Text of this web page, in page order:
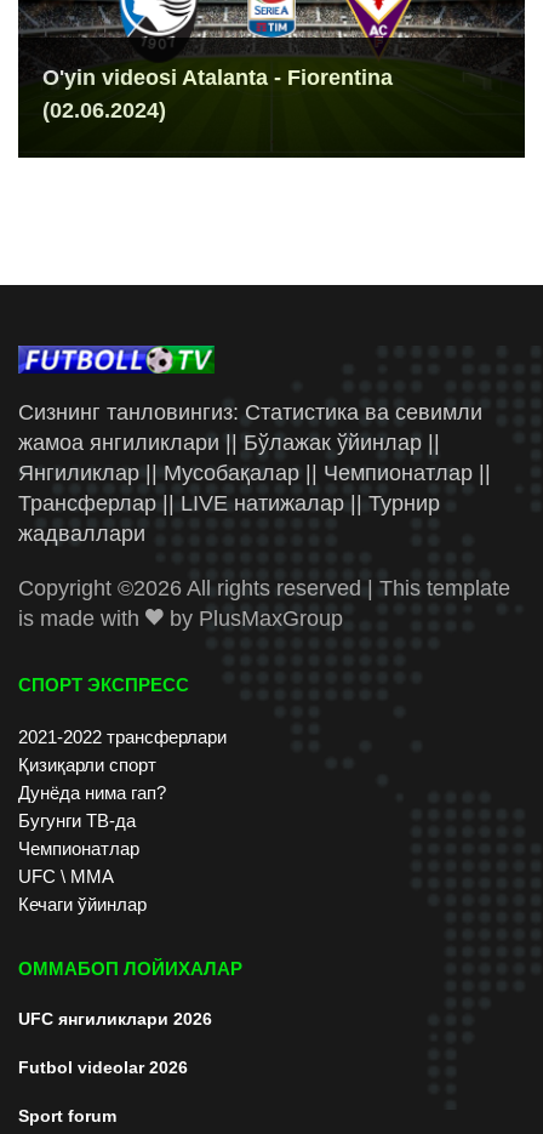
O'yin videosi Atalanta - Fiorentina
(02.06.2024)
Сизнинг танловингиз: Статистика ва севимли
жамоа янгиликлари || Бўлажак ўйинлар ||
Янгиликлар || Мусобақалар || Чемпионатлар ||
Трансферлар || LIVE натижалар || Турнир
жадваллари
Copyright ©2026 All rights reserved | This template
is made with
by PlusMaxGroup
СПОРТ ЭКСПРЕСС
2021-2022 трансферлари
Қизиқарли спорт
Дунёда нима гап?
Бугунги ТВ-да
Чемпионатлар
UFC \ ММА
Кечаги ўйинлар
ОММАБОП ЛОЙИХАЛАР
UFC янгиликлари 2026
Futbol videolar 2026
Sport forum